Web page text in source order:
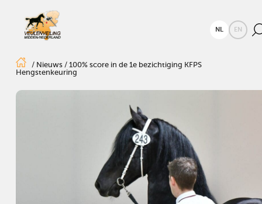
NL EN
/ Nieuws/ 100% score in de 1e bezichtiging KFPS
Hengstenkeuring